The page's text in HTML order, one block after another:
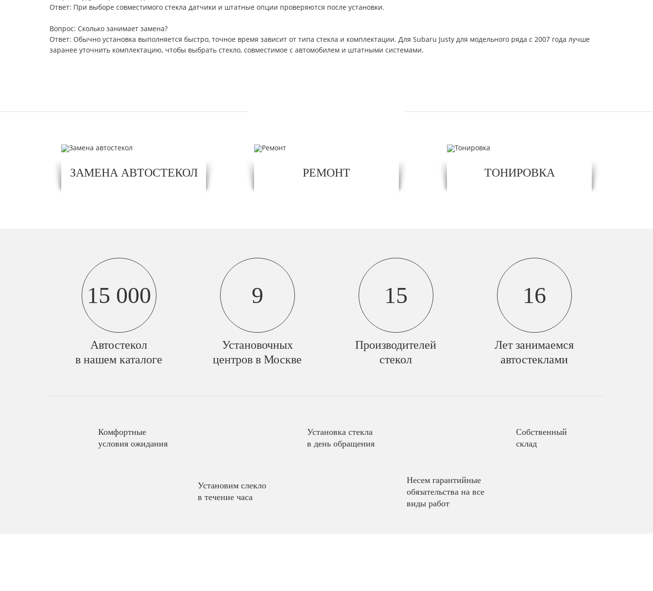
Ответ: При выборе совместимого стекла датчики и штатные опции проверяются после установки.
Вопрос: Сколько занимает замена?
Ответ: Обычно установка выполняется быстро, точное время зависит от типа стекла и комплектации. Для Subaru Justy для модельного ряда с 2007 года лучше
заранее уточнить комплектацию, чтобы выбрать стекло, совместимое с автомобилем и штатными системами.
ЗАМЕНА АВТОСТЕКОЛ РЕМОНТ ТОНИРОВКА
15 000
Автостекол
в нашем каталоге
9
Установочных
центров в Москве
15
Производителей
стекол
16
Лет занимаемся
автостеклами
Комфортные
условия ожидания
Установка стекла
в день обращения
Собственный
склад
Установим слекло
в течение часа
Несем гарантийные
обязательства на все
виды работ